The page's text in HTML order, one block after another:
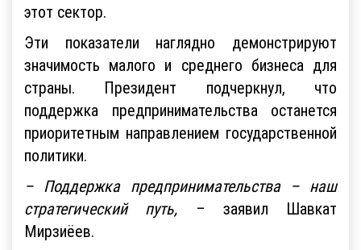
этот сектор.
Эти показатели наглядно демонстрируют
значимость малого и среднего бизнеса для
страны. Президент подчеркнул, что
поддержка предпринимательства останется
приоритетным направлением государственной
политики.
– Поддержка предпринимательства – наш
стратегический путь, – заявил Шавкат
Мирзиёев.